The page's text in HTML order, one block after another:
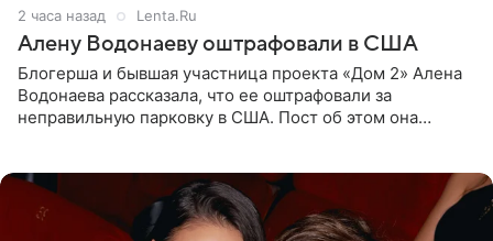
2 часа назад Lenta.Ru
Алену Водонаеву оштрафовали в США
Блогерша и бывшая участница проекта «Дом 2» Алена
Водонаева рассказала, что ее оштрафовали за
неправильную парковку в США. Пост об этом она